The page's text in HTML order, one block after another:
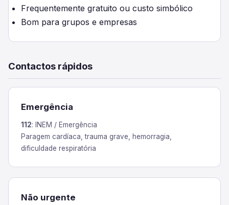
Frequentemente gratuito ou custo simbólico
Bom para grupos e empresas
Contactos rápidos
Emergência
112: INEM / Emergência
Paragem cardíaca, trauma grave, hemorragia,
dificuldade respiratória
Não urgente